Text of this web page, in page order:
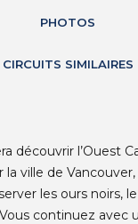
PHOTOS
CIRCUITS SIMILAIRES
découvrir l’Ouest
ville de Vancouver,
les ours noirs,
continuez avec